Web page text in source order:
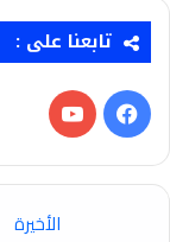
تابعنا على :
فيسبوك‫YouTube
الأخيرة